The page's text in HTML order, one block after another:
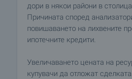
дори в някои райони в
Причината според
повишаването на лихвените
ипотечните кредити.
Увеличаването цената на
купувачи да отложат